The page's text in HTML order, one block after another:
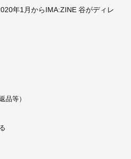
年1月からIMA:ZINE 谷がディレ
品等）